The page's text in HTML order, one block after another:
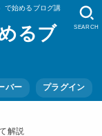
で始めるブログ講
るブ
バー プラグイン
SEARCH
解説